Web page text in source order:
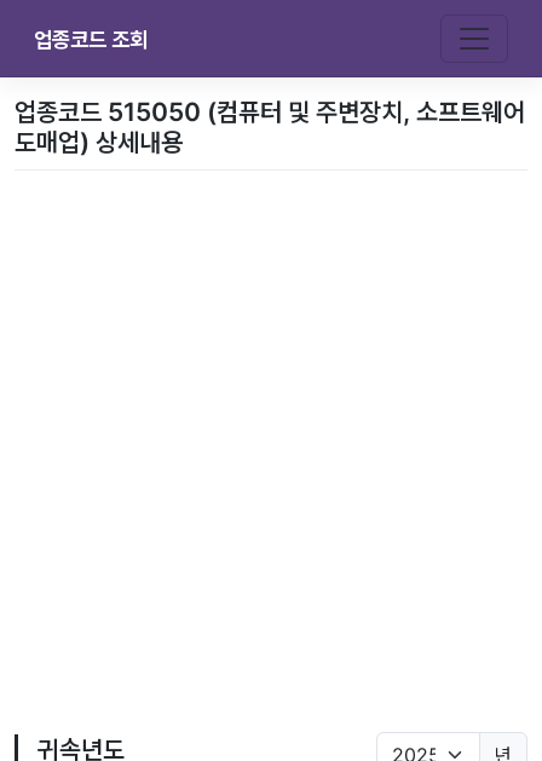
업종코드 조회
업종코드 515050 (컴퓨터 및 주변장치, 소프트웨어
도매업) 상세내용
귀속년도 년